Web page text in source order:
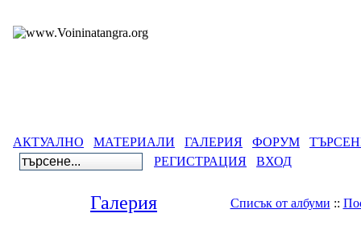
АКТУАЛНО МАТЕРИАЛИ ГАЛЕРИЯ ФОРУМ
РЕГИСТРАЦИЯ
ВХОД
Галерия Списък от албуми ::